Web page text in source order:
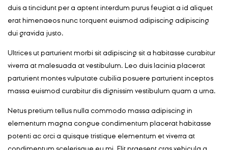
duis a tincidunt per a aptent interdum purus feugiat a id aliquet
erat himenaeos nunc torquent euismod adipiscing adipiscing
dui gravida justo.
Ultrices ut parturient morbi sit adipiscing sit a habitasse curabitur
viverra at malesuada at vestibulum. Leo duis lacinia placerat
parturient montes vulputate cubilia posuere parturient inceptos
massa euismod curabitur dis dignissim vestibulum quam a urna.
Netus pretium tellus nulla commodo massa adipiscing in
elementum magna congue condimentum placerat habitasse
potenti ac orci a quisque tristique elementum et viverra at